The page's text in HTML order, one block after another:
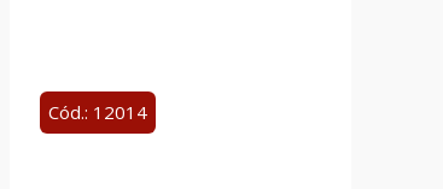
Cód.: 12014